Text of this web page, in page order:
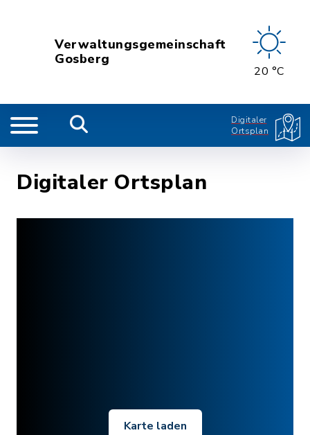
Verwaltungsgemeinschaft
Gosberg
20 °C
Digitaler
Ortsplan
Digitaler Ortsplan
Karte laden